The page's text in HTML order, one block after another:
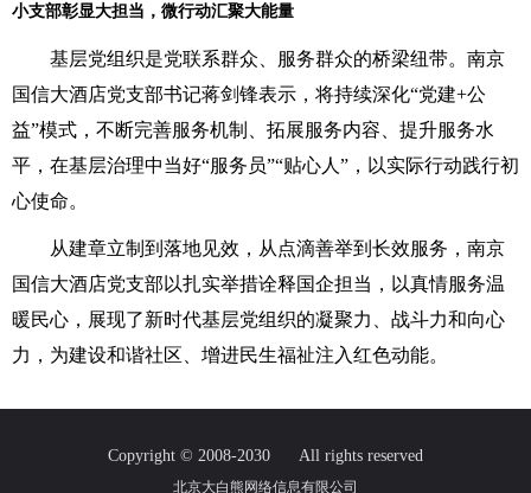
小支部彰显大担当，微行动汇聚大能量
基层党组织是党联系群众、服务群众的桥梁纽带。南京
国信大酒店党支部书记蒋剑锋表示，将持续深化“党建+公
益”模式，不断完善服务机制、拓展服务内容、提升服务水
平，在基层治理中当好“服务员”“贴心人”，以实际行动践行初
心使命。
从建章立制到落地见效，从点滴善举到长效服务，南京
国信大酒店党支部以扎实举措诠释国企担当，以真情服务温
暖民心，展现了新时代基层党组织的凝聚力、战斗力和向心
力，为建设和谐社区、增进民生福祉注入红色动能。
Copyright © 2008-2030 All rights reserved
北京大白熊网络信息有限公司